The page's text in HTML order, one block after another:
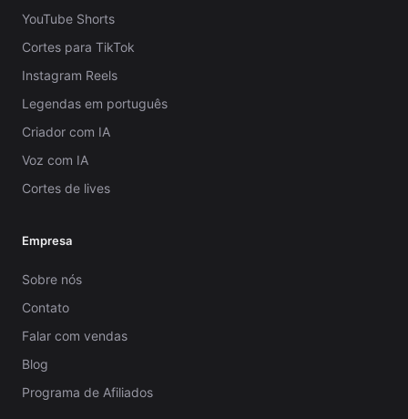
YouTube Shorts
Cortes para TikTok
Instagram Reels
Legendas em português
Criador com IA
Voz com IA
Cortes de lives
Empresa
Sobre nós
Contato
Falar com vendas
Blog
Programa de Afiliados